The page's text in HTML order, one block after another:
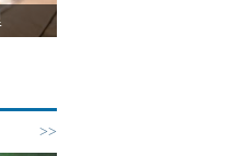
>>